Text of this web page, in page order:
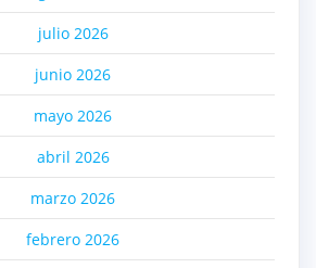
julio 2026
junio 2026
mayo 2026
abril 2026
marzo 2026
febrero 2026